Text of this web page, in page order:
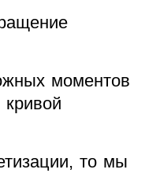
моментов
кривой
то мы